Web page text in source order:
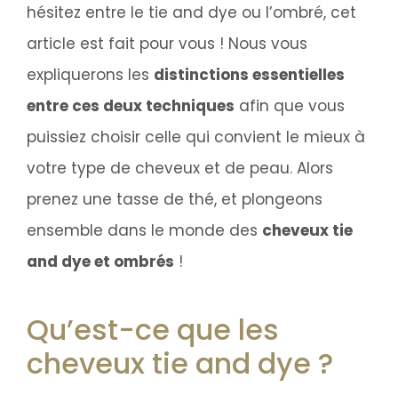
hésitez entre le tie and dye ou l’ombré, cet
article est fait pour vous ! Nous vous
expliquerons les distinctions essentielles
entre ces deux techniques afin que vous
puissiez choisir celle qui convient le mieux à
votre type de cheveux et de peau. Alors
prenez une tasse de thé, et plongeons
ensemble dans le monde des cheveux tie
and dye et ombrés !
Qu’est-ce que les
cheveux tie and dye ?